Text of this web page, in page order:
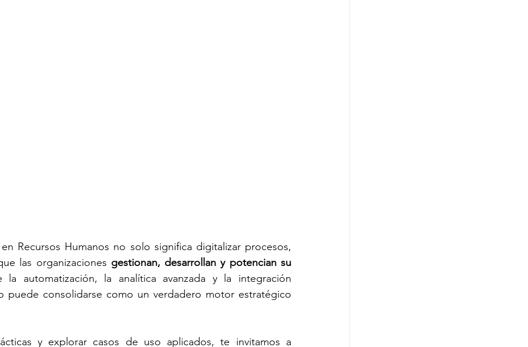
en Recursos Humanos no solo significa digitalizar procesos,
las organizaciones gestionan, desarrollan y potencian su
automatización, la analítica avanzada y la integración
puede consolidarse como un verdadero motor estratégico
y explorar casos de uso aplicados, te invitamos a